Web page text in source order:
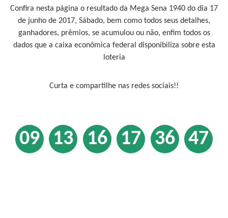
Confira nesta página o resultado da Mega Sena 1940 do dia 17
de junho de 2017, Sábado, bem como todos seus detalhes,
ganhadores, prêmios, se acumulou ou não, enfim todos os
dados que a caixa econômica federal disponibiliza sobre esta
loteria
Curta e compartilhe nas redes sociais!!
09 13 16 17 36 47